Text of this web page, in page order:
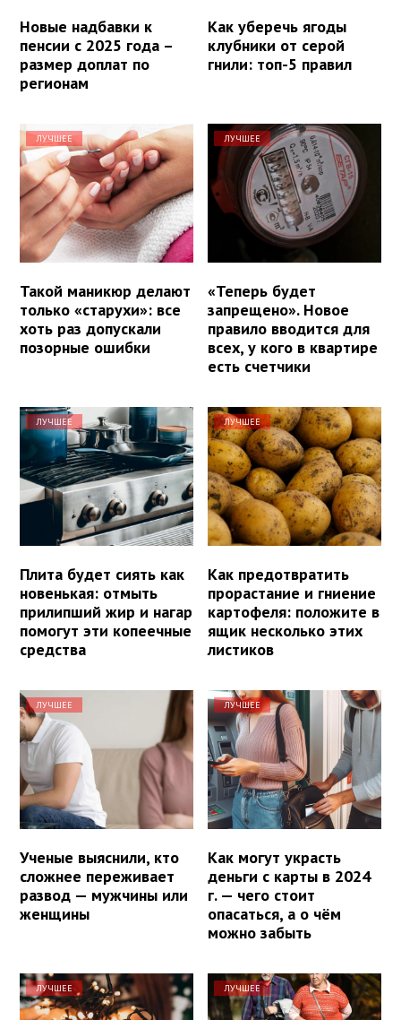
Новые надбавки к
пенсии с 2025 года –
размер доплат по
регионам
Как уберечь ягоды
клубники от серой
гнили: топ-5 правил
ЛУЧШЕЕ
Такой маникюр делают
только «старухи»: все
хоть раз допускали
позорные ошибки
ЛУЧШЕЕ
«Теперь будет
запрещено». Новое
правило вводится для
всех, у кого в квартире
есть счетчики
ЛУЧШЕЕ
Плита будет сиять как
новенькая: отмыть
прилипший жир и нагар
помогут эти копеечные
средства
ЛУЧШЕЕ
Как предотвратить
прорастание и гниение
картофеля: положите в
ящик несколько этих
листиков
ЛУЧШЕЕ
Ученые выяснили, кто
сложнее переживает
развод — мужчины или
женщины
ЛУЧШЕЕ
Как могут украсть
деньги с карты в 2024
г. — чего стоит
опасаться, а о чём
можно забыть
ЛУЧШЕЕ ЛУЧШЕЕ